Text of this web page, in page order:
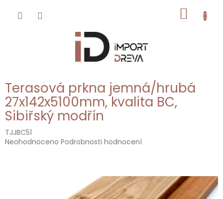
KOŠÍK
Terasová prkna jemná/hrubá
27x142x5100mm, kvalita BC,
Sibiřský modřín
TJJBC51
Průměrné
Neohodnoceno Podrobnosti hodnocení